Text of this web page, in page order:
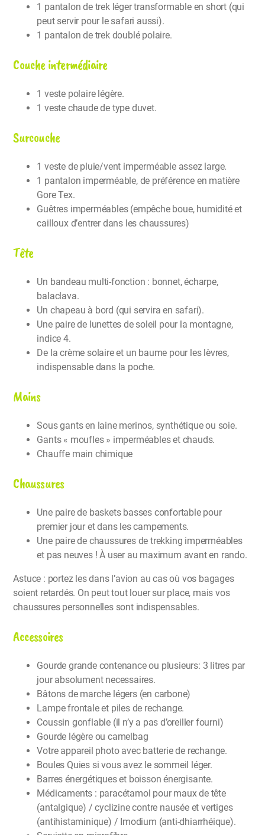
1 pantalon de trek léger transformable en short (qui
peut servir pour le safari aussi).
1 pantalon de trek doublé polaire.
Couche intermédiaire
1 veste polaire légère.
1 veste chaude de type duvet.
Surcouche
1 veste de pluie/vent imperméable assez large.
1 pantalon imperméable, de préférence en matière
Gore Tex.
Guêtres imperméables (empêche boue, humidité et
cailloux d’entrer dans les chaussures)
Tête
Un bandeau multi-fonction : bonnet, écharpe,
balaclava.
Un chapeau à bord (qui servira en safari).
Une paire de lunettes de soleil pour la montagne,
indice 4.
De la crème solaire et un baume pour les lèvres,
indispensable dans la poche.
Mains
Sous gants en laine merinos, synthétique ou soie.
Gants « moufles » imperméables et chauds.
Chauffe main chimique
Chaussures
Une paire de baskets basses confortable pour
premier jour et dans les campements.
Une paire de chaussures de trekking imperméables
et pas neuves ! À user au maximum avant en rando.
Astuce : portez les dans l’avion au cas où vos bagages
soient retardés. On peut tout louer sur place, mais vos
chaussures personnelles sont indispensables.
Accessoires
Gourde grande contenance ou plusieurs: 3 litres par
jour absolument necessaires.
Bâtons de marche légers (en carbone)
Lampe frontale et piles de rechange.
Coussin gonflable (il n’y a pas d’oreiller fourni)
Gourde légère ou camelbag
Votre appareil photo avec batterie de rechange.
Boules Quies si vous avez le sommeil léger.
Barres énergétiques et boisson énergisante.
Médicaments : paracétamol pour maux de tête
(antalgique) / cyclizine contre nausée et vertiges
(antihistaminique) / Imodium (anti-dhiarrhéique).